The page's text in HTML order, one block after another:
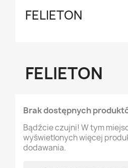
FELIETON
FELIETON
Brak dostępnych
Bądźcie czujni! W tym
wyświetlonych więcej
dodawania.